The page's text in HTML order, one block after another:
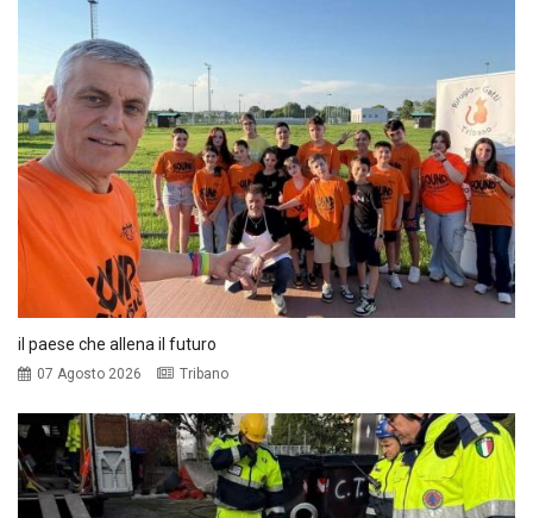
il paese che allena il futuro
07 Agosto 2026 Tribano